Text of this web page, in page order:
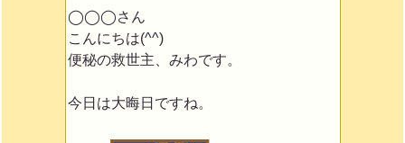
◯◯◯さん
こんにちは(^^)
便秘の救世主、みわです。
今日は大晦日ですね。